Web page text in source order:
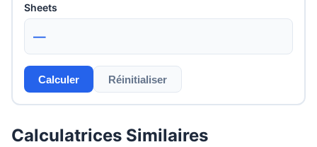
Sheets
—
Calculer Réinitialiser
Calculatrices Similaires